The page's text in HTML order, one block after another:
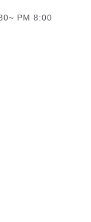
PM 8:00